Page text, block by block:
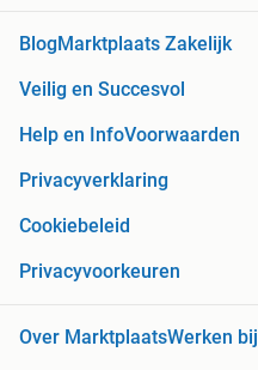
Blog Marktplaats Zakelijk
Veilig en Succesvol
Help en InfoVoorwaarden
Privacyverklaring
Cookiebeleid
Privacyvoorkeuren
Over MarktplaatsWerken bij